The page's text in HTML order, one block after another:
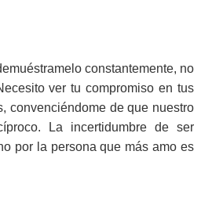
constantemente, no
ver tu compromiso en tus
convenciéndome de que nuestro
La incertidumbre de ser
por la persona que más amo es